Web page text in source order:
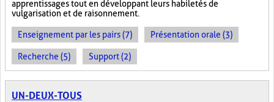
apprentissages tout en développant leurs habiletés de
vulgarisation et de raisonnement.
Enseignement par les pairs (7) Présentation orale (3)
Recherche (5) Support (2)
UN-DEUX-TOUS